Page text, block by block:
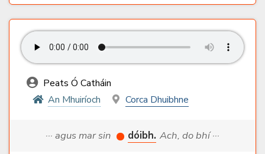
Peats Ó Catháin
An Mhuiríoch
Corca Dhuibhne
··· agus mar sin dóibh. Ach, do bhí ···